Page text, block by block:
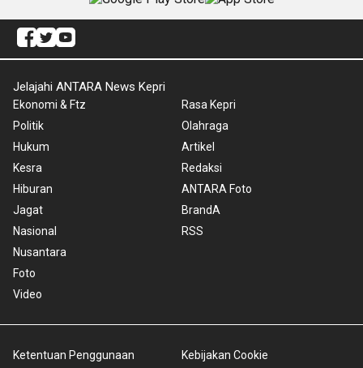
Jelajahi ANTARA News Kepri
Ekonomi & Ftz
Politik
Hukum
Kesra
Hiburan
Jagat
Nasional
Nusantara
Foto
Video
Rasa Kepri
Olahraga
Artikel
Redaksi
ANTARA Foto
BrandA
RSS
Ketentuan Penggunaan Kebijakan Cookie